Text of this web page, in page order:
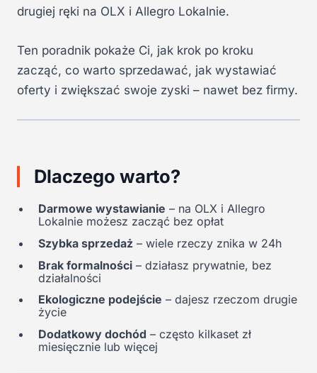
drugiej ręki na OLX i Allegro Lokalnie.
Ten poradnik pokaże Ci, jak krok po kroku
zacząć, co warto sprzedawać, jak wystawiać
oferty i zwiększać swoje zyski – nawet bez firmy.
Dlaczego warto?
Darmowe wystawianie – na OLX i Allegro
Lokalnie możesz zacząć bez opłat
Szybka sprzedaż – wiele rzeczy znika w 24h
Brak formalności – działasz prywatnie, bez
działalności
Ekologiczne podejście – dajesz rzeczom drugie
życie
Dodatkowy dochód – często kilkaset zł
miesięcznie lub więcej